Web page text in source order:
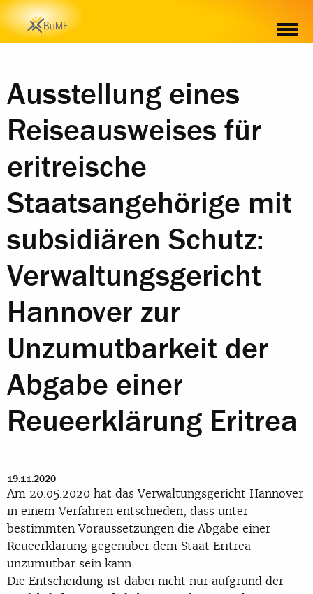
WEITERE INFORMATIONEN ZUM THEMA
Ausstellung eines
Reiseausweises für
eritreische
Staatsangehörige mit
subsidiären Schutz:
Verwaltungsgericht
Hannover zur
Unzumutbarkeit der
Abgabe einer
Reueerklärung Eritrea
19.11.2020
Am 20.05.2020 hat das Verwaltungsgericht Hannover
in einem Verfahren entschieden, dass unter
bestimmten Voraussetzungen die Abgabe einer
Reueerklärung gegenüber dem Staat Eritrea
unzumutbar sein kann.
Die Entscheidung ist dabei nicht nur aufgrund der